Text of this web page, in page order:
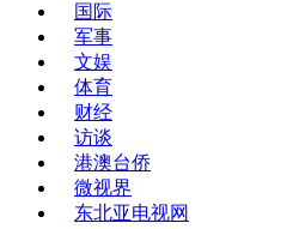
国际
军事
文娱
体育
财经
访谈
港澳台侨
微视界
东北亚电视网